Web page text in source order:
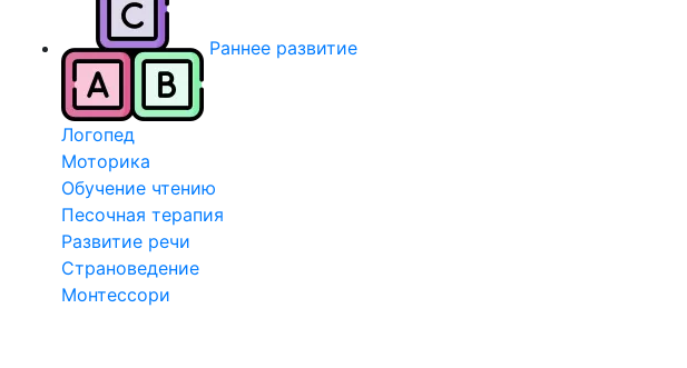
Раннее развитие
Логопед
Моторика
Обучение чтению
Песочная терапия
Развитие речи
Страноведение
Монтессори